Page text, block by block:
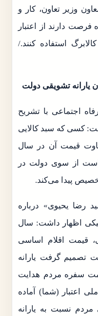
وزیر تعاون، کار و
فرصت دارند از اعتبار
استفاده کنند./
اجتماعی با تشریح
کسی که سبد کالایی
قیمت آن در سال
تومان است از سوی دولت در
پیدا می‌کند.
رضا یحیوی» درباره
اظهار داشت: سال
قیمت اقلام اساسی
تصمیم گرفت یارانه
به سمت سفره مردم هدایت
اعتبار (شما) آماده
مردم نسبت به یارانه